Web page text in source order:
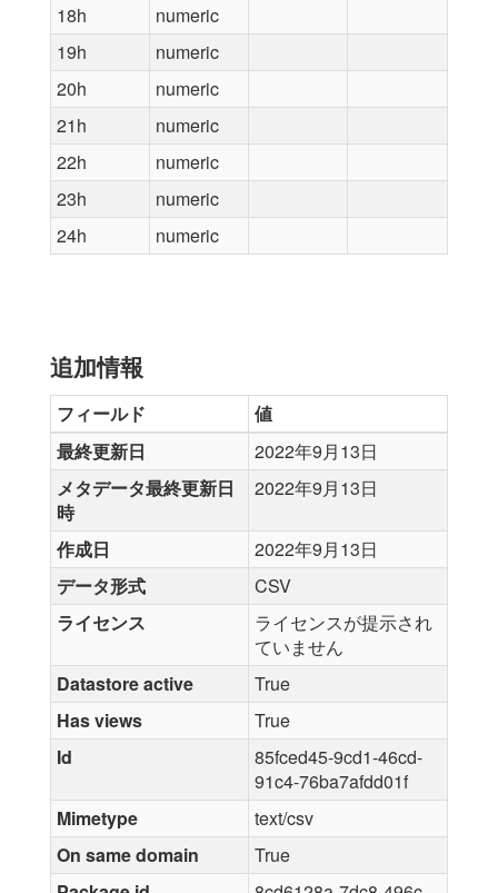
18h
numeric
19h
numeric
20h
numeric
21h
numeric
22h
numeric
23h
numeric
24h
numeric
追加情報
フィールド
値
最終更新日
2022年9月13日
メタデータ最終更新日
時
2022年9月13日
作成日
2022年9月13日
データ形式
CSV
ライセンス
ライセンスが提示され
ていません
Datastore active
True
Has views
True
Id
85fced45-9cd1-46cd-
91c4-76ba7afdd01f
Mimetype
text/csv
On same domain
True